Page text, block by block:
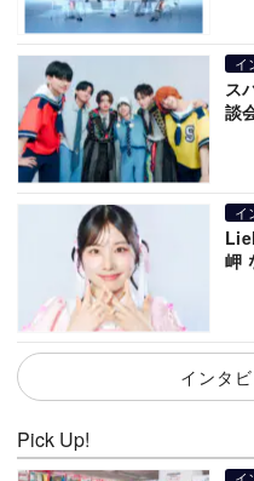
イ
ス
談
イ
岬
インタ
Pick Up!
イ